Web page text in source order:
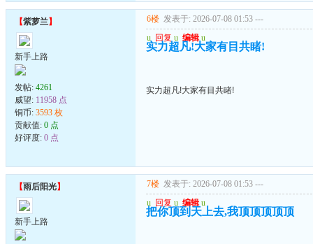
【紫萝兰】
新手上路
发帖: 4261
威望: 11958 点
铜币: 3593 枚
贡献值: 0 点
好评度: 0 点
6楼 发表于: 2026-07-08 01:53 ---
u 回复 u 编辑 u
实力超凡!大家有目共睹!
实力超凡!大家有目共睹!
【雨后阳光】
新手上路
7楼 发表于: 2026-07-08 01:53 ---
u 回复 u 编辑 u
把你顶到天上去,我顶顶顶顶顶